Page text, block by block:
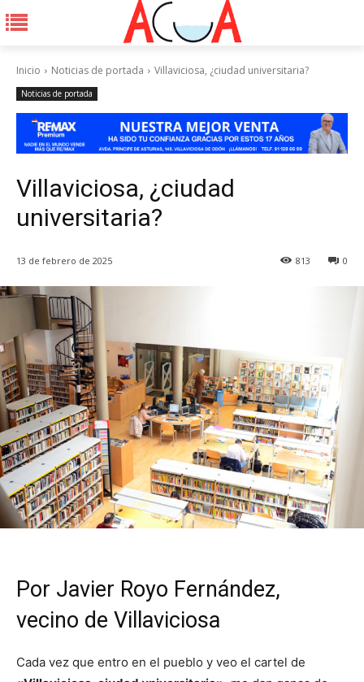
Inicio Noticias de portada Villaviciosa, ¿ciudad universitaria?
Noticias de portada
Villaviciosa, ¿ciudad
universitaria?
13 de febrero de 2025 0
813
Por Javier Royo Fernández,
vecino de Villaviciosa
Cada vez que entro en el pueblo y veo el cartel de